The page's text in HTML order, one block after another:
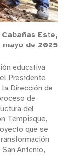
Este,
de 2025
educativa
Presidente
la Dirección de
de
del
Tempisque,
que se
Antonio,